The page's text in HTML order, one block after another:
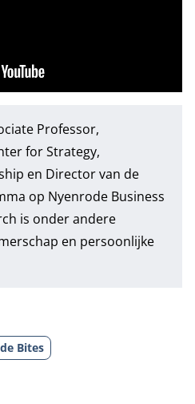
Professor,
for Strategy,
en Director van de
op Nyenrode Business
is onder andere
en persoonlijke
Bites